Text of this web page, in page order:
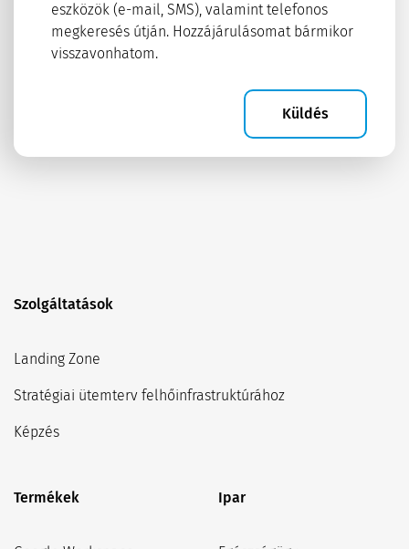
eszközök (e-mail, SMS), valamint telefonos
megkeresés útján. Hozzájárulásomat bármikor
visszavonhatom.
Szolgáltatások
Landing Zone
Stratégiai ütemterv felhőinfrastruktúrához
Képzés
Termékek Ipar